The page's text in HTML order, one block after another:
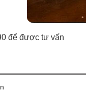
để được tư vấn